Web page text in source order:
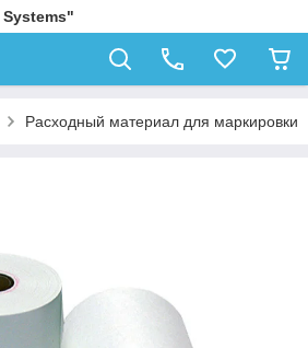
Расходный материал для маркировки